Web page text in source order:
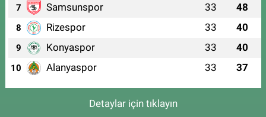
7 Samsunspor 33 48
8 Rizespor 33 40
9 Konyaspor 33 40
10 Alanyaspor 33 37
Detaylar için tıklayın